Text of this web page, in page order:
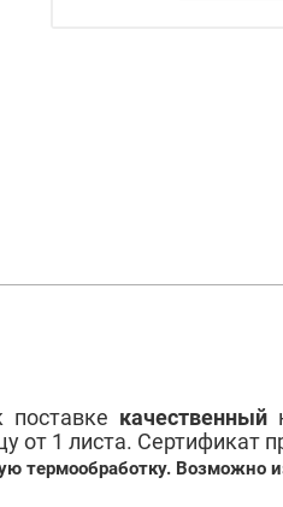
качественный
от 1 листа. Сертификат
термообработку. Возможно